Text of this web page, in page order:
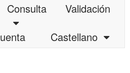
Consulta
Validación
Castellano